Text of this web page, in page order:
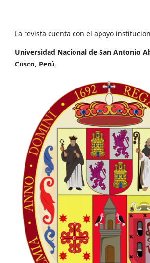
La revista cuenta con el apoyo
Universidad Nacional de San Antonio
Cusco, Perú.